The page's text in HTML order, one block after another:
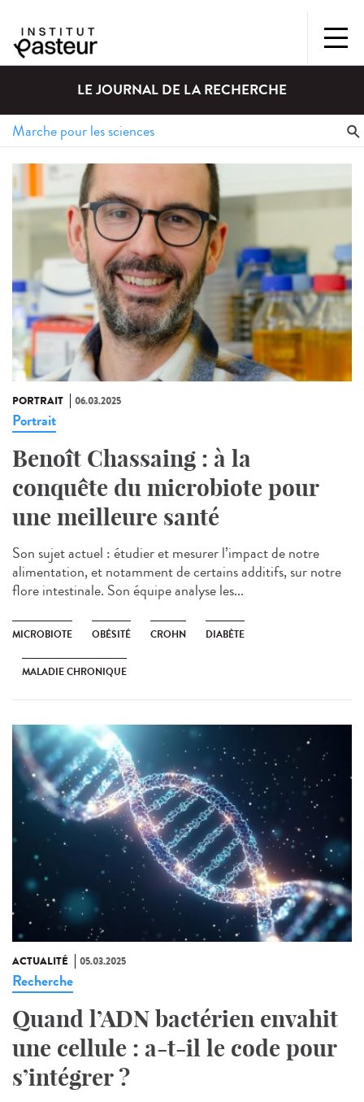
LE JOURNAL DE LA RECHERCHE
PORTRAIT 06.03.2025
Portrait
Benoît Chassaing : à la
conquête du microbiote pour
une meilleure santé
Son sujet actuel : étudier et mesurer l’impact de notre
alimentation, et notamment de certains additifs, sur notre
flore intestinale. Son équipe analyse les...
MICROBIOTE OBÉSITÉ CROHN DIABÈTE
MALADIE CHRONIQUE
ACTUALITÉ 05.03.2025
Recherche
Quand l’ADN bactérien envahit
une cellule : a-t-il le code pour
s’intégrer ?